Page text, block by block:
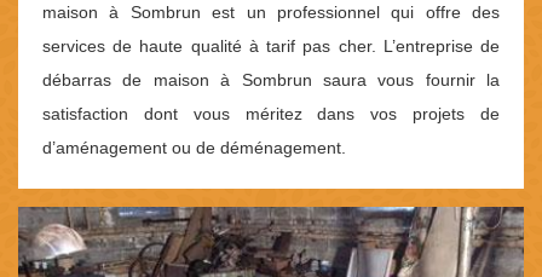
maison à Sombrun est un professionnel qui offre des
services de haute qualité à tarif pas cher. L’entreprise de
débarras de maison à Sombrun saura vous fournir la
satisfaction dont vous méritez dans vos projets de
d’aménagement ou de déménagement.